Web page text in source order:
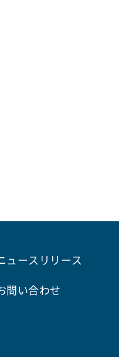
ュースリリース
問い合わせ